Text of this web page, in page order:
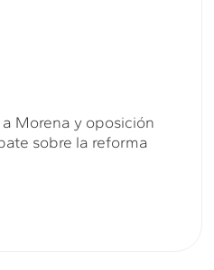
Morena y oposición
sobre la reforma